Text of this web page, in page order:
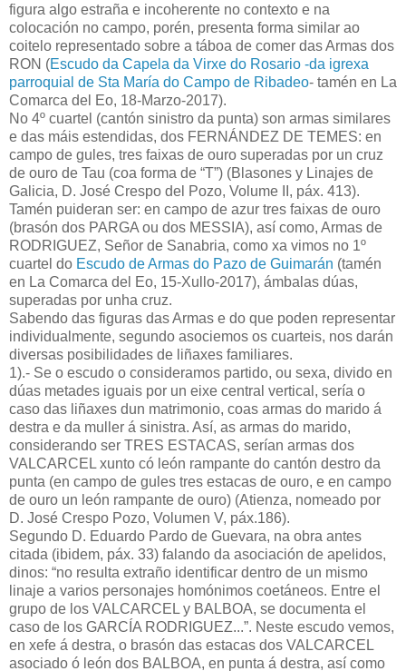
figura algo estraña e incoherente no contexto e na
colocación no campo, porén, presenta forma similar ao
coitelo representado sobre a táboa de comer das Armas dos
RON (Escudo da Capela da Virxe do Rosario -da igrexa
parroquial de Sta María do Campo de Ribadeo- tamén en La
Comarca del Eo, 18-Marzo-2017).
No 4º cuartel (cantón sinistro da punta) son armas similares
e das máis estendidas, dos FERNÁNDEZ DE TEMES: en
campo de gules, tres faixas de ouro superadas por un cruz
de ouro de Tau (coa forma de “T”) (Blasones y Linajes de
Galicia, D. José Crespo del Pozo, Volume II, páx. 413).
Tamén puideran ser: en campo de azur tres faixas de ouro
(brasón dos PARGA ou dos MESSIA), así como, Armas de
RODRIGUEZ, Señor de Sanabria, como xa vimos no 1º
cuartel do Escudo de Armas do Pazo de Guimarán (tamén
en La Comarca del Eo, 15-Xullo-2017), ámbalas dúas,
superadas por unha cruz.
Sabendo das figuras das Armas e do que poden representar
individualmente, segundo asociemos os cuarteis, nos darán
diversas posibilidades de liñaxes familiares.
1).- Se o escudo o consideramos partido, ou sexa, divido en
dúas metades iguais por un eixe central vertical, sería o
caso das liñaxes dun matrimonio, coas armas do marido á
destra e da muller á sinistra. Así, as armas do marido,
considerando ser TRES ESTACAS, serían armas dos
VALCARCEL xunto có león rampante do cantón destro da
punta (en campo de gules tres estacas de ouro, e en campo
de ouro un león rampante de ouro) (Atienza, nomeado por
D. José Crespo Pozo, Volumen V, páx.186).
Segundo D. Eduardo Pardo de Guevara, na obra antes
citada (ibidem, páx. 33) falando da asociación de apelidos,
dinos: “no resulta extraño identificar dentro de un mismo
linaje a varios personajes homónimos coetáneos. Entre el
grupo de los VALCARCEL y BALBOA, se documenta el
caso de los GARCÍA RODRIGUEZ...”. Neste escudo vemos,
en xefe á destra, o brasón das estacas dos VALCARCEL
asociado ó león dos BALBOA, en punta á destra, así como